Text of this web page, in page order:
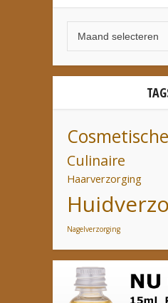
Culinaire
Haarverzorging
Nagelverzorging